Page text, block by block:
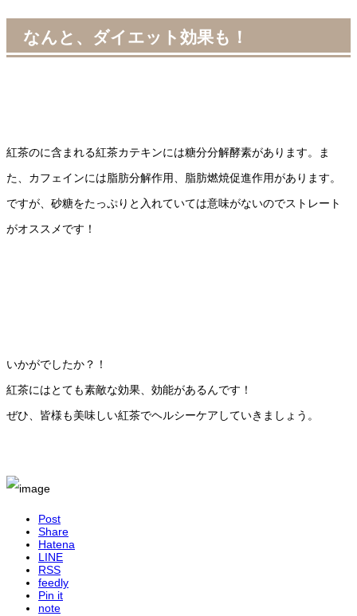
なんと、ダイエット効果も！
紅茶のに含まれる紅茶カテキンには糖分分解酵素があります。ま
た、カフェインには脂肪分解作用、脂肪燃焼促進作用があります。
ですが、砂糖をたっぷりと入れていては意味がないのでストレート
がオススメです！
いかがでしたか？！
紅茶にはとても素敵な効果、効能があるんです！
ぜひ、皆様も美味しい紅茶でヘルシーケアしていきましょう。
Post
Share
Hatena
LINE
RSS
feedly
Pin it
note